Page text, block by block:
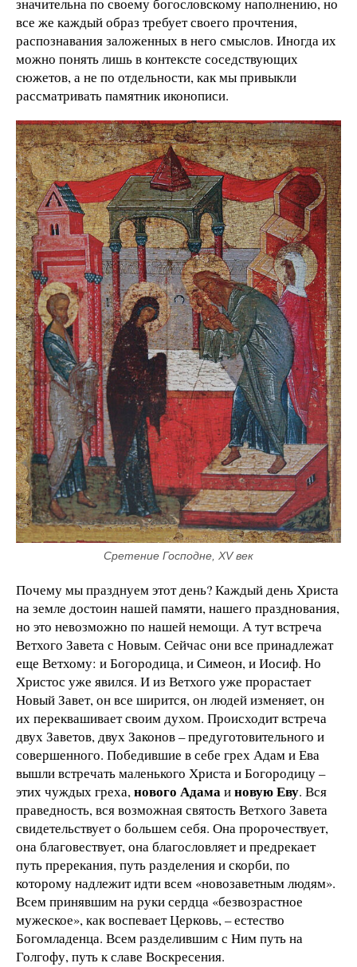
все же каждый образ требует своего прочтения,
распознавания заложенных в него смыслов. Иногда их
можно понять лишь в контексте соседствующих
сюжетов, а не по отдельности, как мы привыкли
рассматривать памятник иконописи.
Сретение Господне, XV век
Почему мы празднуем этот день? Каждый день Христа
на земле достоин нашей памяти, нашего празднования,
но это невозможно по нашей немощи. А тут встреча
Ветхого Завета с Новым. Сейчас они все принадлежат
еще Ветхому: и Богородица, и Симеон, и Иосиф. Но
Христос уже явился. И из Ветхого уже прорастает
Новый Завет, он все ширится, он людей изменяет, он
их переквашивает своим духом. Происходит встреча
двух Заветов, двух Законов – предуготовительного и
совершенного. Победившие в себе грех Адам и Ева
вышли встречать маленького Христа и Богородицу –
этих чуждых греха,нового Адамаиновую Еву. Вся
праведность, вся возможная святость Ветхого Завета
свидетельствует о большем себя. Она пророчествует,
она благовествует, она благословляет и предрекает
путь пререкания, путь разделения и скорби, по
которому надлежит идти всем «новозаветным людям».
Всем принявшим на руки сердца «безвозрастное
мужеское», как воспевает Церковь, – естество
Богомладенца. Всем разделившим с Ним путь на
Голгофу, путь к славе Воскресения.